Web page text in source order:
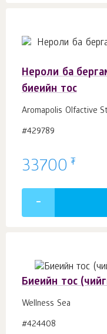
Нероли ба
биеийн тос
Aromapolis Olfactive
#429789
33700 ₮
Биеийн тос
Wellness Sea
#424408